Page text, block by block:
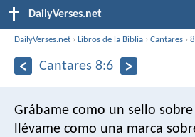
DailyVerses.net
DailyVerses.net ›Libros de la Biblia ›Cantares ›8
Cantares 8:6
Grábame como un sello
llévame como una marca